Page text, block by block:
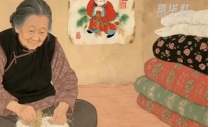
思客智库 全球连线 教育
科创 量子 体育
书画 军事
视频 政务
中央文件 金融 汽车